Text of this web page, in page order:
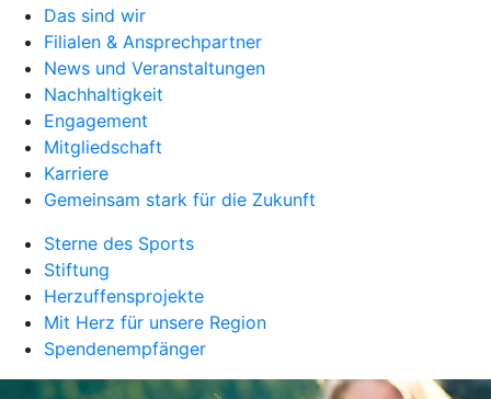
Das sind wir
Filialen & Ansprechpartner
News und Veranstaltungen
Nachhaltigkeit
Engagement
Mitgliedschaft
Karriere
Gemeinsam stark für die Zukunft
Sterne des Sports
Stiftung
Herzuffensprojekte
Mit Herz für unsere Region
Spendenempfänger